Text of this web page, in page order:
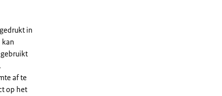
in
kan
af te
op het